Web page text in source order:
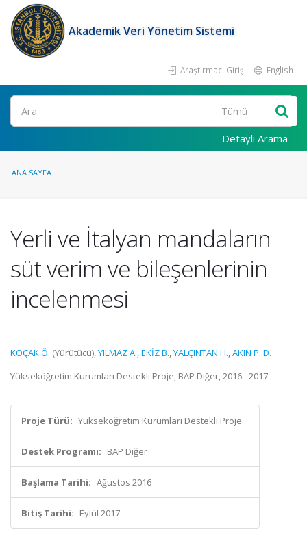
Akademik Veri Yönetim Sistemi
Araştırmacı Girişi English
Ara
Detaylı Arama
ANA SAYFA
Yerli ve İtalyan mandaların
süt verim ve bileşenlerinin
incelenmesi
KOÇAK Ö. (Yürütücü),YILMAZ A.,EKİZ B.,YALÇINTAN H.,AKIN P. D.
Yükseköğretim Kurumları Destekli Proje, BAP Diğer, 2016 - 2017
Proje Türü: Yükseköğretim Kurumları Destekli Proje
Destek Programı: BAP Diğer
Başlama Tarihi: Ağustos 2016
Bitiş Tarihi: Eylül 2017